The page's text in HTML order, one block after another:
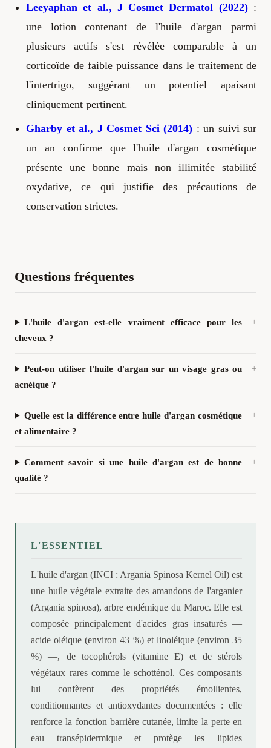
Leeyaphan et al., J Cosmet Dermatol (2022) :
une lotion contenant de l'huile d'argan parmi
plusieurs actifs s'est révélée comparable à un
corticoïde de faible puissance dans le traitement de
l'intertrigo, suggérant un potentiel apaisant
cliniquement pertinent.
Gharby et al., J Cosmet Sci (2014) : un suivi sur
un an confirme que l'huile d'argan cosmétique
présente une bonne mais non illimitée stabilité
oxydative, ce qui justifie des précautions de
conservation strictes.
Questions fréquentes
L'huile d'argan est-elle vraiment efficace pour les
cheveux ?
Peut-on utiliser l'huile d'argan sur un visage gras ou
acnéique ?
Quelle est la différence entre huile d'argan cosmétique
et alimentaire ?
Comment savoir si une huile d'argan est de bonne
qualité ?
L'ESSENTIEL
L'huile d'argan (INCI : Argania Spinosa Kernel Oil) est
une huile végétale extraite des amandons de l'arganier
(Argania spinosa), arbre endémique du Maroc. Elle est
composée principalement d'acides gras insaturés —
acide oléique (environ 43 %) et linoléique (environ 35
%) —, de tocophérols (vitamine E) et de stérols
végétaux rares comme le schotténol. Ces composants
lui confèrent des propriétés émollientes,
conditionnantes et antioxydantes documentées : elle
renforce la fonction barrière cutanée, limite la perte en
eau transépidermique et protège les lipides